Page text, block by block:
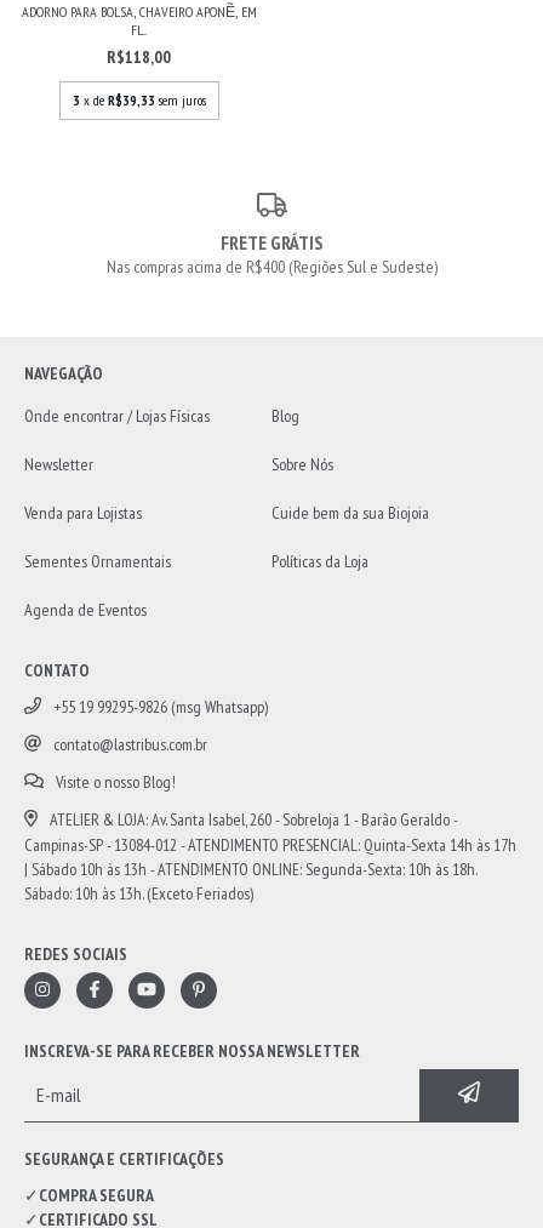
ADORNO PARA BOLSA, CHAVEIRO APONẼ, EM
FL...
R$118,00
3 x de R$39,33 sem juros
FRETE GRÁTIS
Nas compras acima de R$400 (Regiões Sul e Sudeste)
NAVEGAÇÃO
Onde encontrar / Lojas Físicas
Blog
Newsletter Sobre Nós
Venda para Lojistas Cuide bem da sua Biojoia
Sementes Ornamentais Políticas da Loja
Agenda de Eventos
CONTATO
+55 19 99295-9826 (msg Whatsapp)
contato@lastribus.com.br
Visite o nosso Blog!
ATELIER & LOJA: Av. Santa Isabel, 260 - Sobreloja 1 - Barão Geraldo -
Campinas-SP - 13084-012 - ATENDIMENTO PRESENCIAL: Quinta-Sexta 14h às 17h
| Sábado 10h às 13h - ATENDIMENTO ONLINE: Segunda-Sexta: 10h às 18h.
Sábado: 10h às 13h. (Exceto Feriados)
REDES SOCIAIS
INSCREVA-SE PARA RECEBER NOSSA NEWSLETTER
SEGURANÇA E CERTIFICAÇÕES
✓ COMPRA SEGURA
✓ CERTIFICADO SSL